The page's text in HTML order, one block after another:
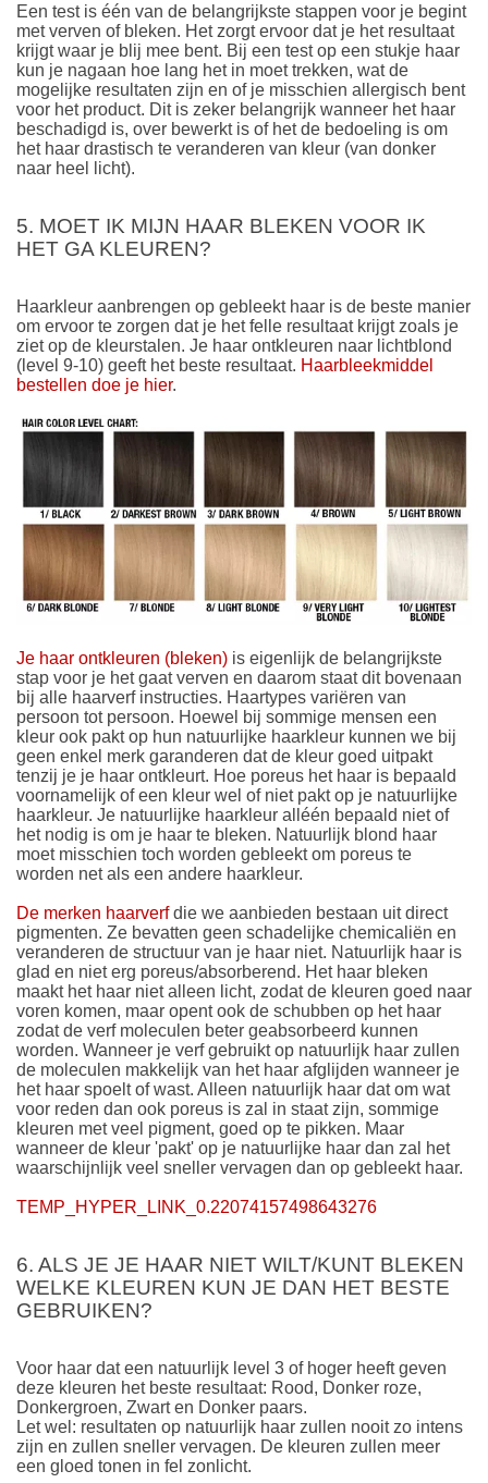
Een test is één van de belangrijkste stappen voor je begint
met verven of bleken. Het zorgt ervoor dat je het resultaat
krijgt waar je blij mee bent. Bij een test op een stukje haar
kun je nagaan hoe lang het in moet trekken, wat de
mogelijke resultaten zijn en of je misschien allergisch bent
voor het product. Dit is zeker belangrijk wanneer het haar
beschadigd is, over bewerkt is of het de bedoeling is om
het haar drastisch te veranderen van kleur (van donker
naar heel licht).
5. MOET IK MIJN HAAR BLEKEN VOOR IK
HET GA KLEUREN?
Haarkleur aanbrengen op gebleekt haar is de beste manier
om ervoor te zorgen dat je het felle resultaat krijgt zoals je
ziet op de kleurstalen. Je haar ontkleuren naar lichtblond
(level 9-10) geeft het beste resultaat. Haarbleekmiddel
bestellen doe je hier.
Je haar ontkleuren (bleken) is eigenlijk de belangrijkste
stap voor je het gaat verven en daarom staat dit bovenaan
bij alle haarverf instructies. Haartypes variëren van
persoon tot persoon. Hoewel bij sommige mensen een
kleur ook pakt op hun natuurlijke haarkleur kunnen we bij
geen enkel merk garanderen dat de kleur goed uitpakt
tenzij je je haar ontkleurt. Hoe poreus het haar is bepaald
voornamelijk of een kleur wel of niet pakt op je natuurlijke
haarkleur. Je natuurlijke haarkleur alléén bepaald niet of
het nodig is om je haar te bleken. Natuurlijk blond haar
moet misschien toch worden gebleekt om poreus te
worden net als een andere haarkleur.
De merken haarverfdie we aanbieden bestaan uit direct
pigmenten. Ze bevatten geen schadelijke chemicaliën en
veranderen de structuur van je haar niet. Natuurlijk haar is
glad en niet erg poreus/absorberend. Het haar bleken
maakt het haar niet alleen licht, zodat de kleuren goed naar
voren komen, maar opent ook de schubben op het haar
zodat de verf moleculen beter geabsorbeerd kunnen
worden. Wanneer je verf gebruikt op natuurlijk haar zullen
de moleculen makkelijk van het haar afglijden wanneer je
het haar spoelt of wast. Alleen natuurlijk haar dat om wat
voor reden dan ook poreus is zal in staat zijn, sommige
kleuren met veel pigment, goed op te pikken. Maar
wanneer de kleur 'pakt' op je natuurlijke haar dan zal het
waarschijnlijk veel sneller vervagen dan op gebleekt haar.
TEMP_HYPER_LINK_0.22074157498643276
6. ALS JE JE HAAR NIET WILT/KUNT BLEKEN
WELKE KLEUREN KUN JE DAN HET BESTE
GEBRUIKEN?
Voor haar dat een natuurlijk level 3 of hoger heeft geven
deze kleuren het beste resultaat: Rood, Donker roze,
Donkergroen, Zwart en Donker paars.
Let wel: resultaten op natuurlijk haar zullen nooit zo intens
zijn en zullen sneller vervagen. De kleuren zullen meer
een gloed tonen in fel zonlicht.